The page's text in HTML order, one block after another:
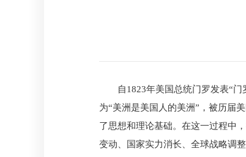
自1823年美国总统门罗发表“
为“美洲是美国人的美洲”，被历届
了思想和理论基础。在这一过程中
变动、国家实力消长、全球战略调